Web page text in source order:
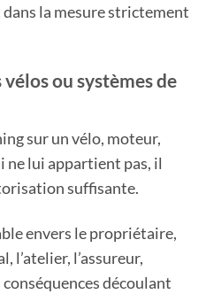
la mesure strictement
ou systèmes de
sur un vélo, moteur,
ne lui appartient pas, il
suffisante.
envers le propriétaire,
l’atelier, l’assureur,
découlant